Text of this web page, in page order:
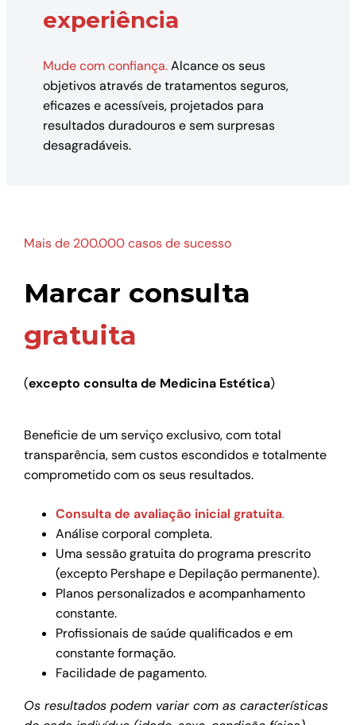
experiência
Mude com confiança.Alcance os seus
objetivos através de tratamentos seguros,
eficazes e acessíveis, projetados para
resultados duradouros e sem surpresas
desagradáveis.
Mais de 200.000 casos de sucesso
Marcar consulta
gratuita
(excepto consulta de Medicina Estética)
Beneficie de um serviço exclusivo, com total
transparência, sem custos escondidos e totalmente
comprometido com os seus resultados.
Consulta de avaliação inicial gratuita.
Análise corporal completa.
Uma sessão gratuita do programa prescrito
(excepto Pershape e Depilação permanente).
Planos personalizados e acompanhamento
constante.
Profissionais de saúde qualificados e em
constante formação.
Facilidade de pagamento.
Os resultados podem variar com as características